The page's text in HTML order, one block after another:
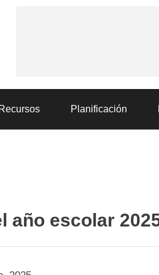
Recursos Planificación
año escolar